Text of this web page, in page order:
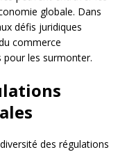
globale. Dans
défis juridiques
commerce
les surmonter.
des régulations